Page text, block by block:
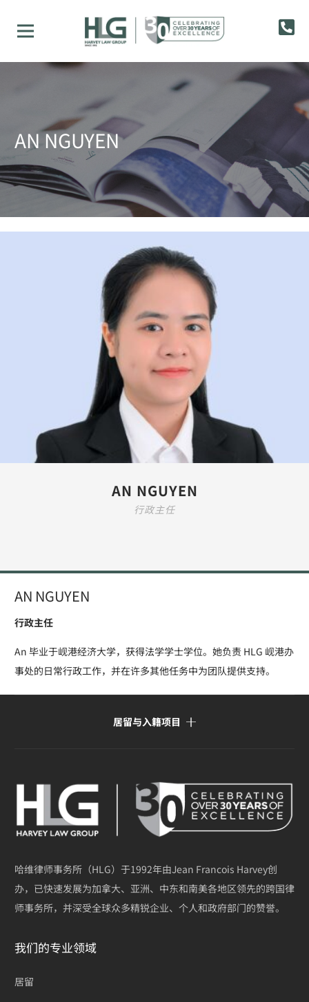
AN NGUYEN
AN NGUYEN
行政主任
AN NGUYEN
行政主任
An 毕业于岘港经济大学，获得法学学士学位。她负责 HLG 岘港办
事处的日常行政工作，并在许多其他任务中为团队提供支持。
居留与入籍项目
哈维律师事务所（HLG）于1992年由Jean Francois Harvey创
办，已快速发展为加拿大、亚洲、中东和南美各地区领先的跨国律
师事务所，并深受全球众多精锐企业、个人和政府部门的赞誉。
我们的专业领域
居留